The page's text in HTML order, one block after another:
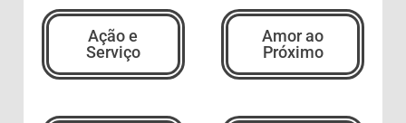
Ação e
Serviço
Amor ao
Próximo